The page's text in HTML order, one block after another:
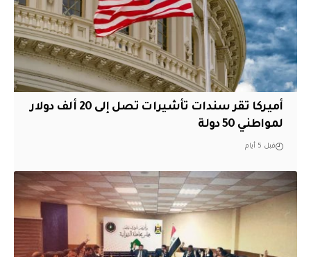
أميركا تقر سندات تأشيرات تصل إلى 20 ألف دولار
لمواطني 50 دولة
قبل 5 أيام